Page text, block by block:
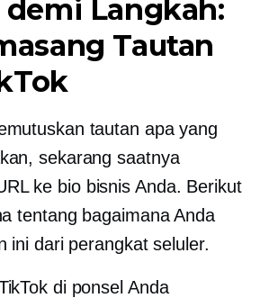
Langkah:
Tautan
tautan apa yang
sekarang saatnya
ke bio bisnis Anda. Berikut
tentang bagaimana Anda
ini dari perangkat seluler.
di ponsel Anda